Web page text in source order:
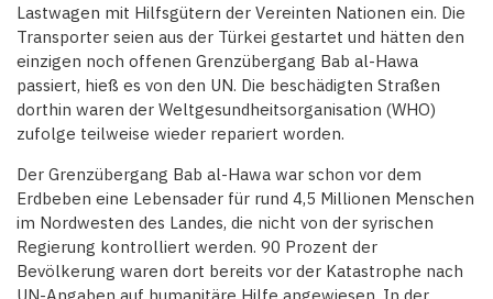
Lastwagen mit Hilfsgütern der Vereinten Nationen ein. Die
Transporter seien aus der Türkei gestartet und hätten den
einzigen noch offenen Grenzübergang Bab al-Hawa
passiert, hieß es von den UN. Die beschädigten Straßen
dorthin waren der Weltgesundheitsorganisation (WHO)
zufolge teilweise wieder repariert worden.
Der Grenzübergang Bab al-Hawa war schon vor dem
Erdbeben eine Lebensader für rund 4,5 Millionen Menschen
im Nordwesten des Landes, die nicht von der syrischen
Regierung kontrolliert werden. 90 Prozent der
Bevölkerung waren dort bereits vor der Katastrophe nach